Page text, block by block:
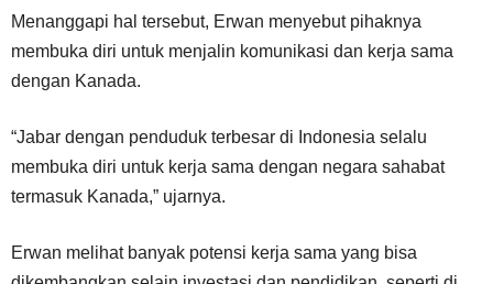
Menanggapi hal tersebut, Erwan menyebut pihaknya
membuka diri untuk menjalin komunikasi dan kerja sama
dengan Kanada.
“Jabar dengan penduduk terbesar di Indonesia selalu
membuka diri untuk kerja sama dengan negara sahabat
termasuk Kanada,” ujarnya.
Erwan melihat banyak potensi kerja sama yang bisa